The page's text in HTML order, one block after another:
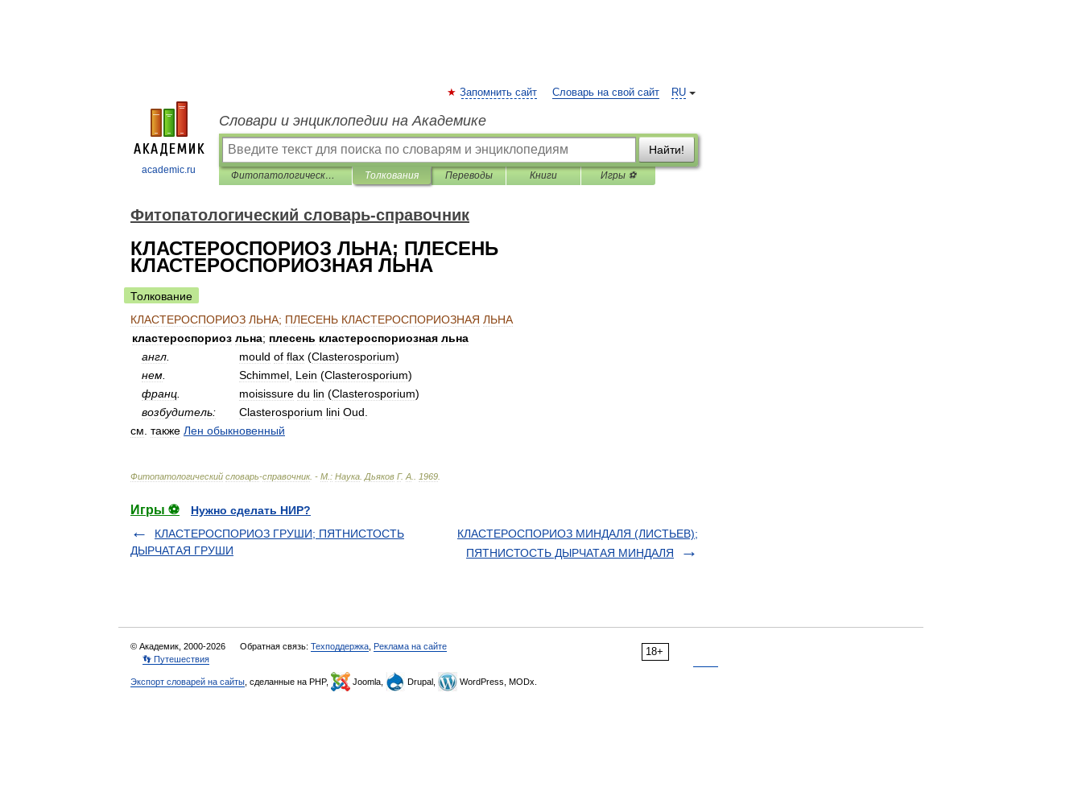
academic.ru
RU
Запомнить сайт Словарь на свой сайт
Словари и энциклопедии на Академике
Найти!
Фитопатологический словарь-справочник Толкования Переводы Книги Игры ⚽
Фитопатологический словарь-справочник
КЛАСТЕРОСПОРИОЗ ЛЬНА; ПЛЕСЕНЬ
КЛАСТЕРОСПОРИОЗНАЯ ЛЬНА
Толкование
КЛАСТЕРОСПОРИОЗ ЛЬНА; ПЛЕСЕНЬ КЛАСТЕРОСПОРИОЗНАЯ ЛЬНА
кластероспориоз льна; плесень кластероспориозная льна
англ
mould of flax (Clasterosporium)
нем
Schimmel Lein (Clasterosporium)
франц
moisissure du lin (Clasterosporium)
возбудитель:
Clasterosporium lini Oud
см также Лен обыкновенный
Фитопатологический словарь-справочник. - М : Наука Дьяков Г. А 1969
Игры ⚽
Нужно сделать НИР?
КЛАСТЕРОСПОРИОЗ ГРУШИ; ПЯТНИСТОСТЬ
ДЫРЧАТАЯ ГРУШИ
КЛАСТЕРОСПОРИОЗ МИНДАЛЯ (ЛИСТЬЕВ);
ПЯТНИСТОСТЬ ДЫРЧАТАЯ МИНДАЛЯ
18+
© Академик, 2000-2026 Обратная связь: Техподдержка Реклама на сайте
👣 Путешествия
Экспорт словарей на сайты , сделанные на PHP, Joomla, Drupal, WordPress, MODx.